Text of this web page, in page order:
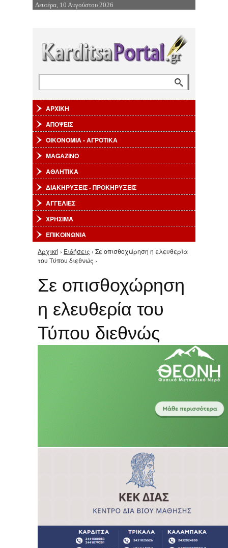
Επιστροφή στην Πλοήγηση
Δευτέρα, 10 Αυγούστου 2026
ΑΡΧΙΚΗ
ΑΠΟΨΕΙΣ
ΟΙΚΟΝΟΜΙΑ - ΑΓΡΟΤΙΚΑ
MAGAZINO
ΑΘΛΗΤΙΚΑ
ΔΙΑΚΗΡΥΞΕΙΣ - ΠΡΟΚΗΡΥΞΕΙΣ
ΑΓΓΕΛΙΕΣ
ΧΡΗΣΙΜΑ
ΕΠΙΚΟΙΝΩΝΙΑ
Είστε εδώ
Αρχική › Ειδήσεις › Σε οπισθοχώρηση η ελευθερία
του Τύπου διεθνώς ›
Σε οπισθοχώρηση
η ελευθερία του
Τύπου διεθνώς